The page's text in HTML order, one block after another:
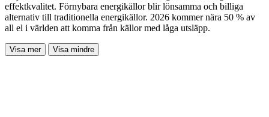
effektkvalitet. Förnybara energikällor blir lönsamma och billiga
alternativ till traditionella energikällor. 2026 kommer nära 50 % av
all el i världen att komma från källor med låga utsläpp.
Visa mer Visa mindre